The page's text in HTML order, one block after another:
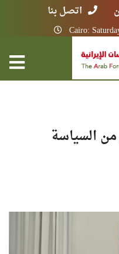
اتصل بنا
Cairo:
السياسة